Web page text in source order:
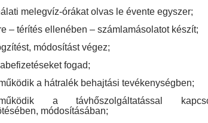
melegvíz-órákat olvas le évente egyszer;
– térítés ellenében – számlamásolatot készít;
módosítást végez;
fogad;
a hátralék behajtási tevékenységben;
a távhőszolgáltatással
módosításában;